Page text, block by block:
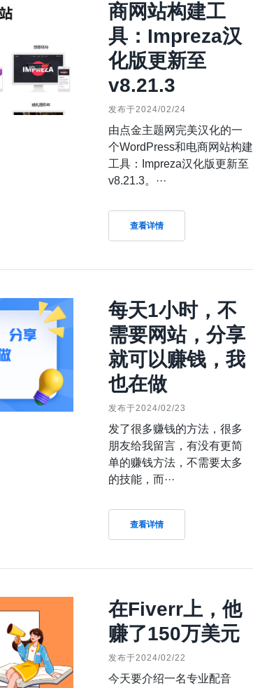
商网站构建工
具：Impreza汉
化版更新至
v8.21.3
发布于2024/02/24
由点金主题网完美汉化的一
个WordPress和电商网站构建
工具：Impreza汉化版更新至
v8.21.3。···
查看详情
每天1小时，不
需要网站，分享
就可以赚钱，我
也在做
发布于2024/02/23
发了很多赚钱的方法，很多
朋友给我留言，有没有更简
单的赚钱方法，不需要太多
的技能，而···
查看详情
在Fiverr上，他
赚了150万美元
发布于2024/02/22
今天要介绍一名专业配音